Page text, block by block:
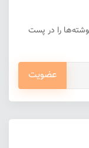
را در پست
عضویت